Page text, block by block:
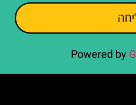
Powered by